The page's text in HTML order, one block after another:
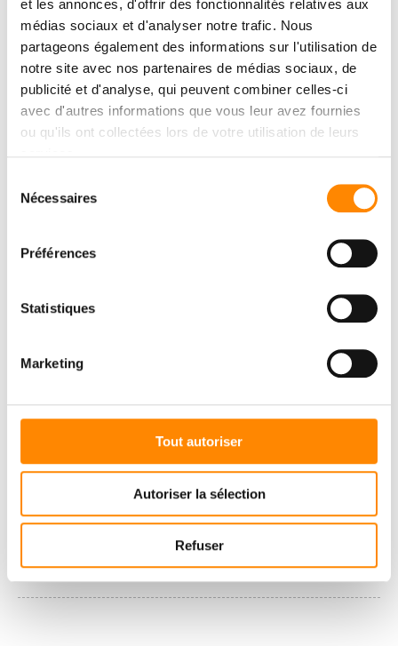
et les annonces, d'offrir des fonctionnalités relatives aux
médias sociaux et d'analyser notre trafic. Nous
partageons également des informations sur l'utilisation de
notre site avec nos partenaires de médias sociaux, de
publicité et d'analyse, qui peuvent combiner celles-ci
avec d'autres informations que vous leur avez fournies
ou qu'ils ont collectées lors de votre utilisation de leurs
Nécessaires
Préférences
Statistiques
Marketing
Tout autoriser
Autoriser la sélection
Refuser